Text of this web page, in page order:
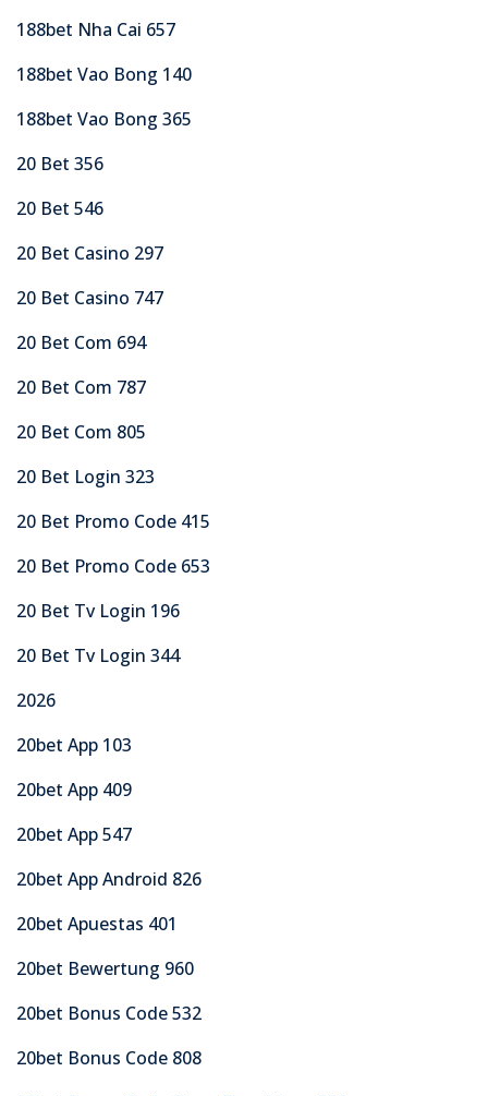
188bet Nha Cai 657
188bet Vao Bong 140
188bet Vao Bong 365
20 Bet 356
20 Bet 546
20 Bet Casino 297
20 Bet Casino 747
20 Bet Com 694
20 Bet Com 787
20 Bet Com 805
20 Bet Login 323
20 Bet Promo Code 415
20 Bet Promo Code 653
20 Bet Tv Login 196
20 Bet Tv Login 344
2026
20bet App 103
20bet App 409
20bet App 547
20bet App Android 826
20bet Apuestas 401
20bet Bewertung 960
20bet Bonus Code 532
20bet Bonus Code 808